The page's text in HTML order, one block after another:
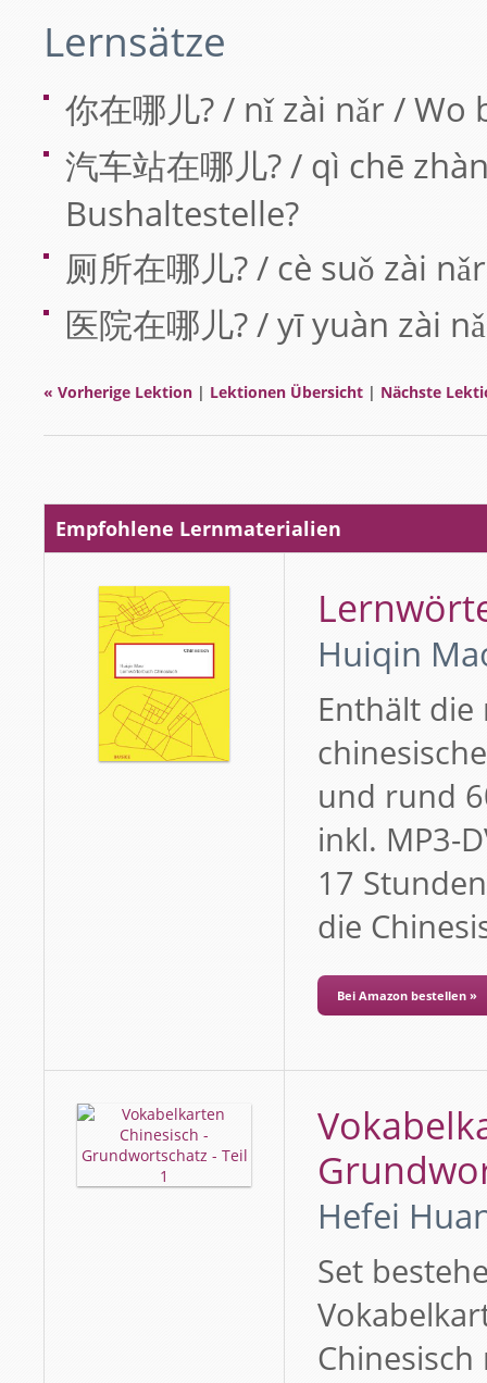
Lernsätze
你在哪儿? / nǐ zài nǎr / Wo
汽车站在哪儿? / qì chē
Bushaltestelle?
厕所在哪儿? / cè suǒ zài
医院在哪儿? / yī yuàn zài
« Vorherige Lektion | Lektionen Übersicht | Nächste
Empfohlene Lernmaterialien
Huiqin
Enthält
und rund
inkl. MP3-
17
die
Bei Amazon bestellen »
Hefei
Set